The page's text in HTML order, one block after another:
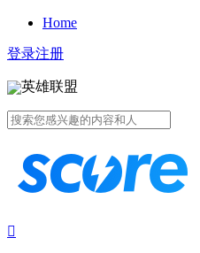
Home
登录注册
英雄联盟
